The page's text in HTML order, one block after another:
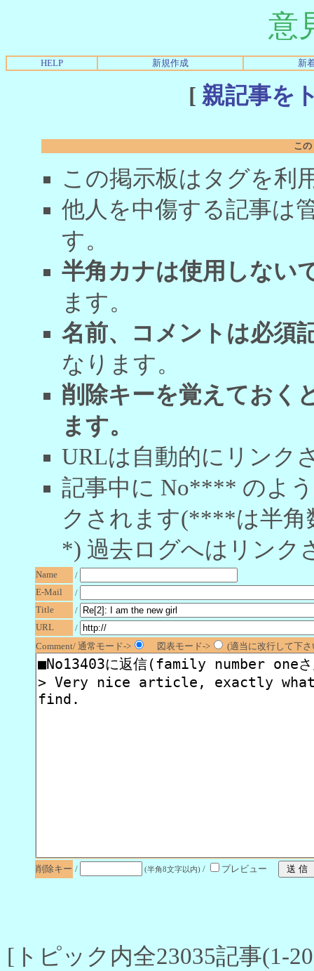
意
HELP 新規作成 新
[ 親記事を
こ
この掲示板はタグを利
他人を中傷する記事は
す。
半角カナは使用しない
ます。
名前、コメントは必須
なります。
削除キーを覚えておく
ます。
URLは自動的にリンク
記事中に No**** のよ
クされます(****は半角
*) 過去ログへはリンク
Name
/
E-Mail
/
Title
/
URL
/
Comment/ 通常モード->
図表モード-> (適当に改行して下
削除キー / (半角8文字以内) / プレビュー
[トピック内全23035記事(1-